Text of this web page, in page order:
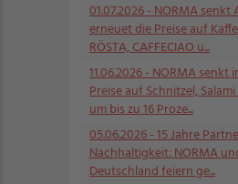
01.07.2026- NORMA senkt
erneuet die Preise auf
RÖSTA, CAFFECIAO u...
11.06.2026- NORMA senkt
Preise auf Schnitzel,
um bis zu 16 Proze...
05.06.2026- 15 Jahre
Nachhaltigkeit: NORMA
Deutschland feiern ge...